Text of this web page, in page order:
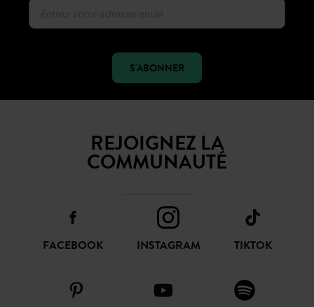
S'ABONNER
REJOIGNEZ LA
COMMUNAUTÉ
FACEBOOK INSTAGRAM TIKTOK